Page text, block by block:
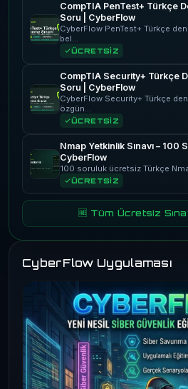
CompTIA PenTest+ Türkçe
Soru | CyberFlow
CyberFlow PenTest+ Türkçe
bel…
ÜCRETSİZ
CompTIA Security+ Türkçe
Soru | CyberFlow
CyberFlow Security+ Türkçe
özgün…
ÜCRETSİZ
Nmap Yetkinlik Sınavı – 100
CyberFlow
100 soruluk ücretsiz Türkçe
ÜCRETSİZ
🆓 Tüm Ücretsiz
CyberFlow Uygulaması